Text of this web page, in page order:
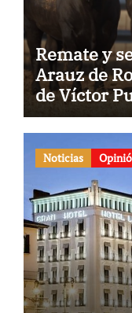
Remate y
Arauz de
de Víctor
el gran
Navalón
Noticias